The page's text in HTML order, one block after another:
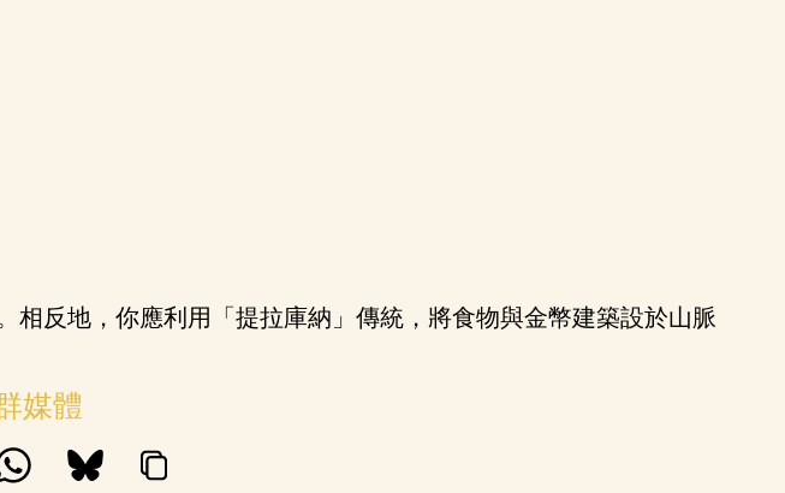
反地，你應利用「提拉庫納」傳統，將食物與金幣建築設於山脈
媒體